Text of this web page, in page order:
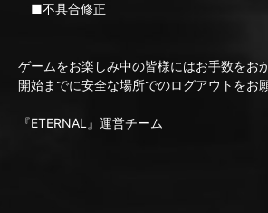
■不具合修正
ゲームをお楽しみ中の皆様にはお手数をお
開始までに安全な場所でのログアウトをお
『ETERNAL』運営チーム